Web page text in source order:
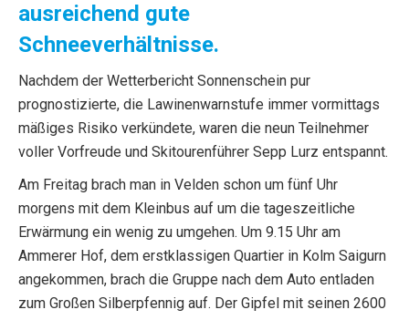
ausreichend gute
Schneeverhältnisse.
Nachdem der Wetterbericht Sonnenschein pur
prognostizierte, die Lawinenwarnstufe immer vormittags
mäßiges Risiko verkündete, waren die neun Teilnehmer
voller Vorfreude und Skitourenführer Sepp Lurz entspannt.
Am Freitag brach man in Velden schon um fünf Uhr
morgens mit dem Kleinbus auf um die tageszeitliche
Erwärmung ein wenig zu umgehen. Um 9.15 Uhr am
Ammerer Hof, dem erstklassigen Quartier in Kolm Saigurn
angekommen, brach die Gruppe nach dem Auto entladen
zum Großen Silberpfennig auf. Der Gipfel mit seinen 2600